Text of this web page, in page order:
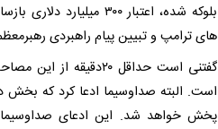
بلوکه شده، اعتبار ۳۰۰
های ترامپ و تبیین پیام راهبردی رهبرمعظم انقلاب در
گفتنی است حداقل